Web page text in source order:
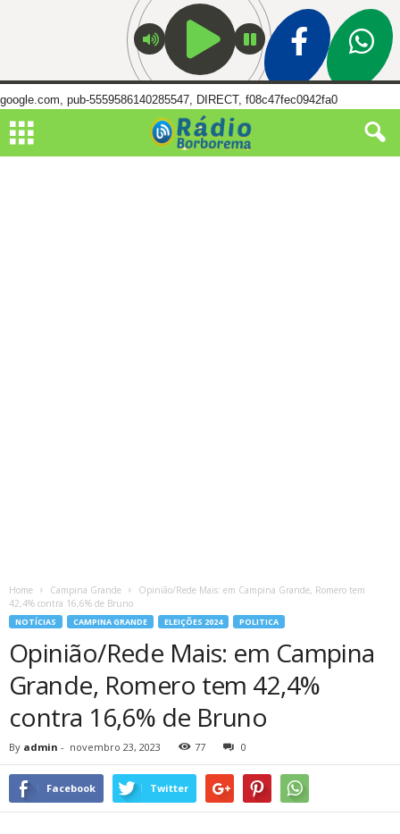
google.com, pub-5559586140285547, DIRECT, f08c47fec0942fa0
Home Campina Grande
Opinião/Rede Mais: em Campina Grande, Romero tem
42,4% contra 16,6% de Bruno
NOTÍCIAS CAMPINA GRANDE ELEIÇÕES 2024 POLITICA
Opinião/Rede Mais: em Campina
Grande, Romero tem 42,4%
contra 16,6% de Bruno
By admin - novembro 23, 2023 77 0
Facebook Twitter